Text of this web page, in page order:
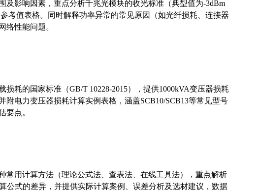
及影响因素，重点分析千兆光模块的收光标准（典型值为-3dBm
考值表格。同时解释功率异常的常见原因（如光纤损耗、连接器
络性能问题。
耗的国家标准（GB/T 10228-2015），提供1000kVA变压器损耗
附电力变压器损耗计算实例表格，涵盖SCB10/SCB13等常见型号
要点。
常用计算方法（理论公式法、查表法、在线工具法），重点解析
公式的差异，并提供实际计算案例、误差分析及选材建议，数据